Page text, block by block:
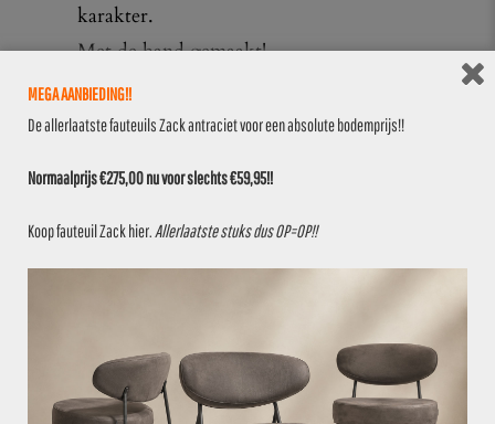
karakter.
Met de hand gemaakt!
Frame:
– Massief boomstamhout
– Breedte: 80 cm
– Diepte: 40 cm
MEGA AANBIEDING!!
De allerlaatste fauteuils Zack antraciet voor een absolute bodemprijs!!
Normaalprijs €275,00 nu voor slechts €59,95!!
Koop fauteuil Zackhier Allerlaatste stuks dus OP=OP!!